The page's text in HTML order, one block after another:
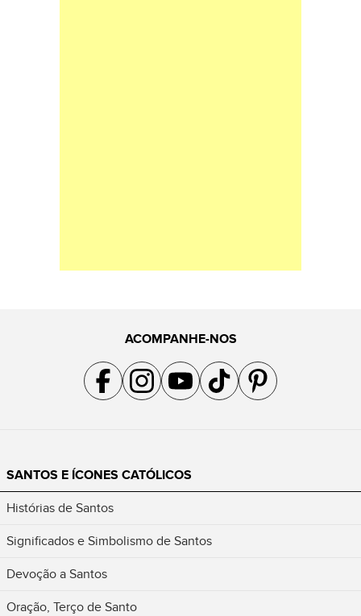
ACOMPANHE-NOS
Acompanhe a gente no Facebook
Acompanhe a gente no Instagram
Acompanhe a gente no YouTube
Acompanhe a gente no TikTok
Acompanhe a gente no
SANTOS E ÍCONES CATÓLICOS
Histórias de Santos
Significados e Simbolismo de Santos
Devoção a Santos
Oração, Terço de Santo